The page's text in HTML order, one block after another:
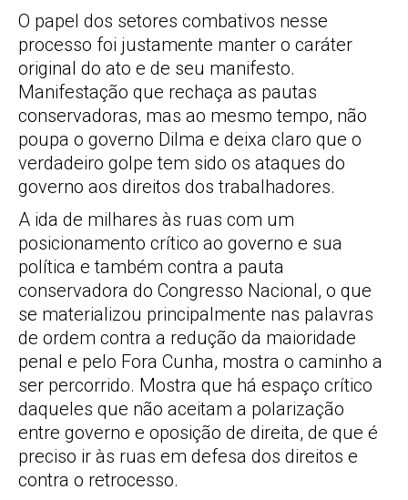
O papel dos setores combativos nesse
processo foi justamente manter o caráter
original do ato e de seu manifesto.
Manifestação que rechaça as pautas
conservadoras, mas ao mesmo tempo, não
poupa o governo Dilma e deixa claro que o
verdadeiro golpe tem sido os ataques do
governo aos direitos dos trabalhadores.
A ida de milhares às ruas com um
posicionamento crítico ao governo e sua
política e também contra a pauta
conservadora do Congresso Nacional, o que
se materializou principalmente nas palavras
de ordem contra a redução da maioridade
penal e pelo Fora Cunha, mostra o caminho a
ser percorrido. Mostra que há espaço crítico
daqueles que não aceitam a polarização
entre governo e oposição de direita, de que é
preciso ir às ruas em defesa dos direitos e
contra o retrocesso.